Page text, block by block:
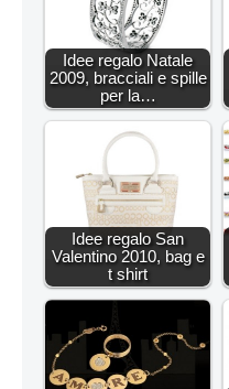
Idee regalo Natale
2009, bracciali e spille
per la…
Idee regalo San
Valentino 2010, bag e
t shirt